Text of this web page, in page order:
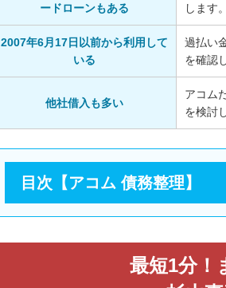
ードローンもある
します。
2007年6月17日以前から利用して
いる
過払い
を確認
他社借入も多い
アコム
を検討
目次【アコム 債務整理】
最短1分！